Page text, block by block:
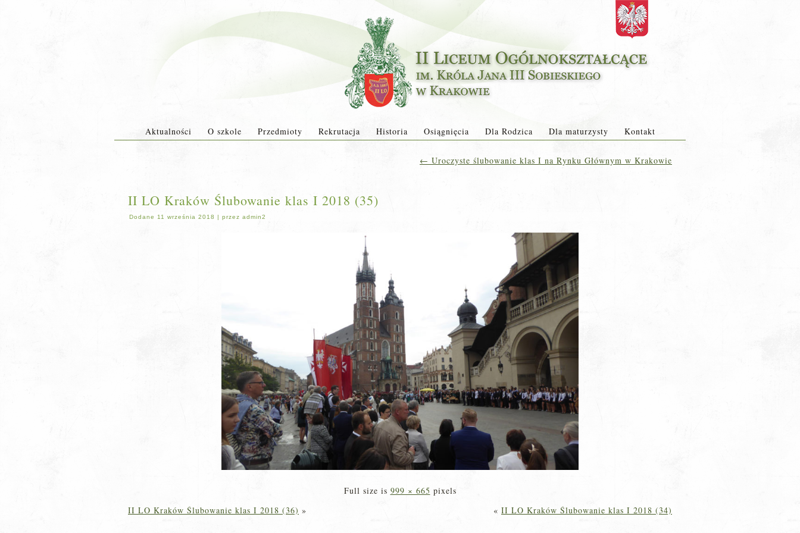
Aktualności O szkole Przedmioty Rekrutacja Historia Osiągnięcia Dla Rodzica Dla maturzysty Kontakt
← Uroczyste ślubowanie klas I na Rynku Głównym w Krakowie
II LO Kraków Ślubowanie klas I 2018 (35)
Dodane 11 września 2018 | przez admin2
Full size is 999 × 665 pixels
II LO Kraków Ślubowanie klas I 2018 (36) » « II LO Kraków Ślubowanie klas I 2018 (34)